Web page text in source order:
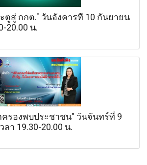
ตูสู่ กกต." วันอังคารที่ 10 กันยายน
20.00 น.
ครองพบประชาชน" วันจันทร์ที่ 9
ลา 19.30-20.00 น.